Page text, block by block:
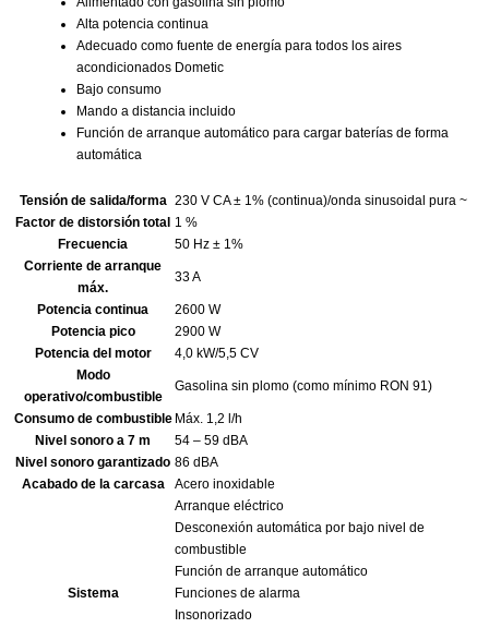
Alta potencia continua
Adecuado como fuente de energía para todos los aires
acondicionados Dometic
Bajo consumo
Mando a distancia incluido
Función de arranque automático para cargar baterías de forma
automática
Tensión de salida/forma 230 V CA ± 1% (continua)/onda sinusoidal pura ~
Factor de distorsión total 1 %
Frecuencia
50 Hz ± 1%
Corriente de arranque
máx.
33 A
Potencia continua
2600 W
Potencia pico
2900 W
Potencia del motor
4,0 kW/5,5 CV
Modo
operativo/combustible
Gasolina sin plomo (como mínimo RON 91)
Consumo de combustible Máx. 1,2 l/h
Nivel sonoro a 7 m
54 – 59 dBA
Nivel sonoro garantizado 86 dBA
Acabado de la carcasa
Acero inoxidable
Sistema
Arranque eléctrico
Desconexión automática por bajo nivel de
combustible
Función de arranque automático
Funciones de alarma
Insonorizado